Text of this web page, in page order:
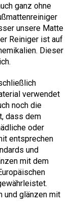
ganz ohne
unsere Matte
Reiniger ist auf
Dieser
verwendet
noch die
dass dem
oder
entsprechen
und
mit dem
und glänzen mit